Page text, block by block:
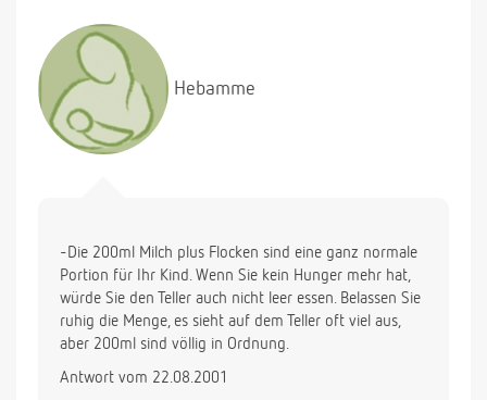
Hebamme
-Die 200ml Milch plus Flocken sind eine ganz normale
Portion für Ihr Kind. Wenn Sie kein Hunger mehr hat,
würde Sie den Teller auch nicht leer essen. Belassen Sie
ruhig die Menge, es sieht auf dem Teller oft viel aus,
aber 200ml sind völlig in Ordnung.
Antwort vom 22.08.2001